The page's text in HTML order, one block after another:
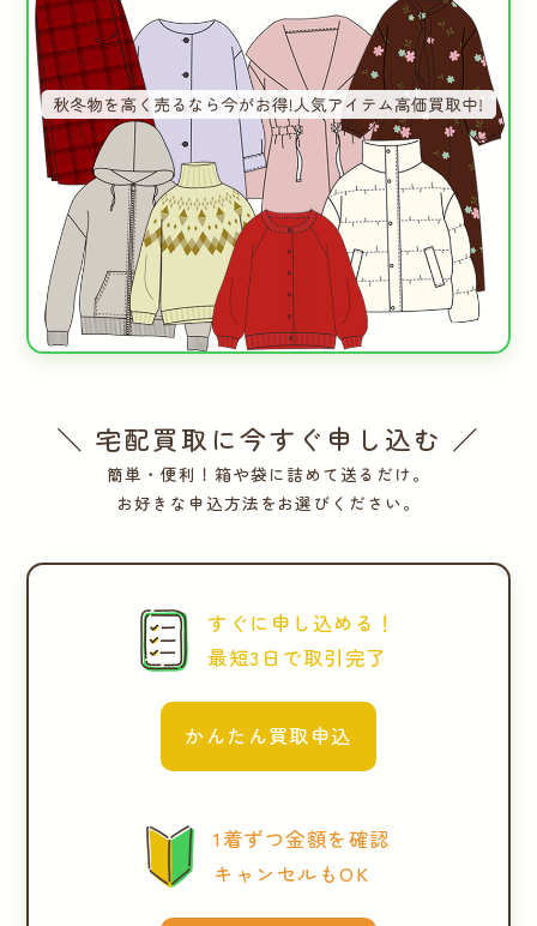
＼ 宅配買取に今すぐ申し込む ／
簡単・便利！箱や袋に詰めて送るだけ。
お好きな申込方法をお選びください。
すぐに申し込める！
最短3日で取引完了
かんたん買取申込
1着ずつ金額を確認
キャンセルもOK